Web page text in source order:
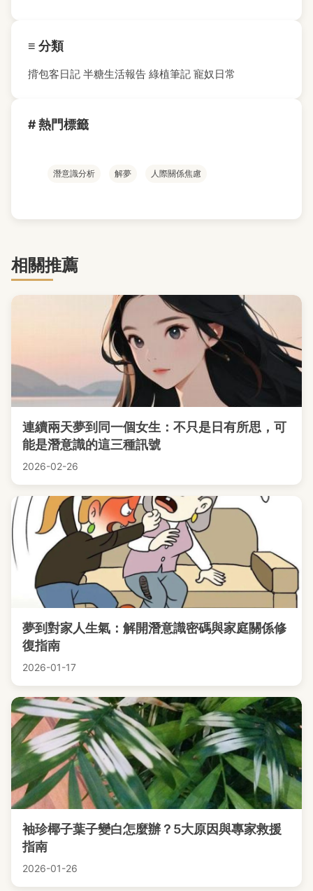
≡ 分類
揹包客日記 半糖生活報告 綠植筆記 寵奴日常
# 熱門標籤
潛意識分析 解夢 人際關係焦慮
相關推薦
連續兩天夢到同一個女生：不只是日有所思，可
能是潛意識的這三種訊號
2026-02-26
夢到對家人生氣：解開潛意識密碼與家庭關係修
復指南
2026-01-17
袖珍椰子葉子變白怎麼辦？5大原因與專家救援
指南
2026-01-26